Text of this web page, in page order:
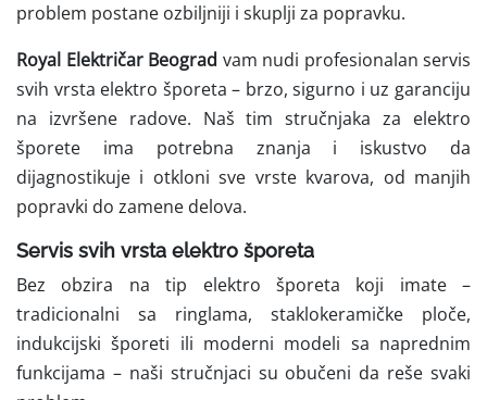
problem postane ozbiljniji i skuplji za popravku.
Royal Električar Beograd vam nudi profesionalan servis
svih vrsta elektro šporeta – brzo, sigurno i uz garanciju
na izvršene radove. Naš tim stručnjaka za elektro
šporete ima potrebna znanja i iskustvo da
dijagnostikuje i otkloni sve vrste kvarova, od manjih
popravki do zamene delova.
Servis svih vrsta elektro šporeta
Bez obzira na tip elektro šporeta koji imate –
tradicionalni sa ringlama, staklokeramičke ploče,
indukcijski šporeti ili moderni modeli sa naprednim
funkcijama – naši stručnjaci su obučeni da reše svaki